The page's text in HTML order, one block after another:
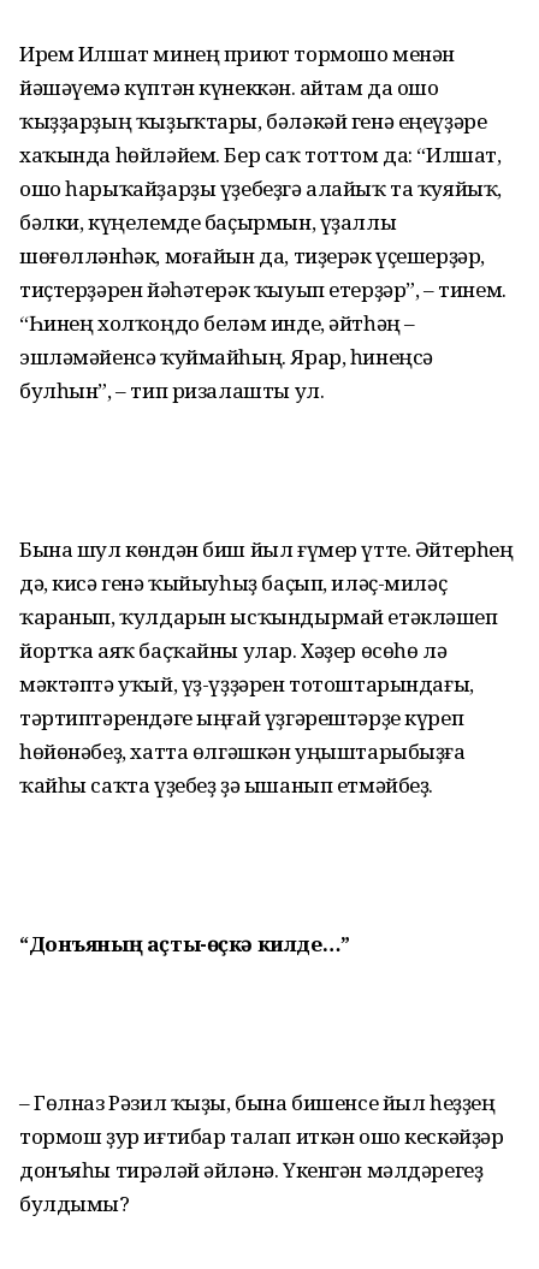
Ирем Илшат минең приют тормошо менән
йәшәүемә күптән күнеккән. Ҡайтам да ошо
ҡыҙҙарҙың ҡыҙыҡтары, бәләкәй генә еңеүҙәре
хаҡында һөйләйем. Бер саҡ тоттом да: “Илшат,
ошо һарыҡайҙарҙы үҙебеҙгә алайыҡ та ҡуяйыҡ,
бәлки, күңелемде баҫырмын, үҙаллы
шөғөлләнһәк, моғайын да, тиҙерәк үҫешерҙәр,
тиҫтерҙәрен йәһәтерәк ҡыуып етерҙәр”, – тинем.
“Һинең холҡоңдо беләм инде, әйтһәң –
эшләмәйенсә ҡуймайһың. Ярар, һинеңсә
булһын”, – тип ризалашты ул.
Бына шул көндән биш йыл ғүмер үтте. Әйтерһең
дә, кисә генә ҡыйыуһыҙ баҫып, иләҫ-миләҫ
ҡаранып, ҡулдарын ысҡындырмай етәкләшеп
йортҡа аяҡ баҫҡайны улар. Хәҙер өсөһө лә
мәктәптә уҡый, үҙ-үҙҙәрен тотоштарындағы,
тәртиптәрендәге ыңғай үҙгәрештәрҙе күреп
һөйөнәбеҙ, хатта өлгәшкән уңыштарыбыҙға
ҡайһы саҡта үҙебеҙ ҙә ышанып етмәйбеҙ.
“Донъяның аҫты-өҫкә килде…”
– Гөлназ Рәзил ҡыҙы, бына бишенсе йыл һеҙҙең
тормош ҙур иғтибар талап иткән ошо кескәйҙәр
донъяһы тирәләй әйләнә. Үкенгән мәлдәрегеҙ
булдымы?